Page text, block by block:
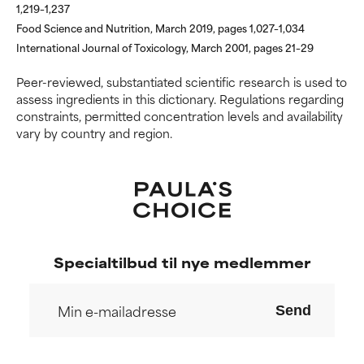
1,219–1,237
Food Science and Nutrition, March 2019, pages 1,027–1,034
International Journal of Toxicology, March 2001, pages 21–29
Peer-reviewed, substantiated scientific research is used to
assess ingredients in this dictionary. Regulations regarding
constraints, permitted concentration levels and availability
vary by country and region.
DÅRLIGST
inflammation, tørhed osv. Kan
være en fordel i nogle tilfælde,
men generelt har man påvist, at
ingrediensen gør mere skade
IKKE RATET
Vi har endnu ikke ratet denne
forskningen om den.
DÅRLIGST
inflammation, tørhed osv. Kan
være en fordel i nogle tilfælde,
men generelt har man påvist, at
ingrediensen gør mere skade
IKKE RATET
Vi har endnu ikke ratet denne
forskningen om den.
Specialtilbud til nye medlemmer
Send